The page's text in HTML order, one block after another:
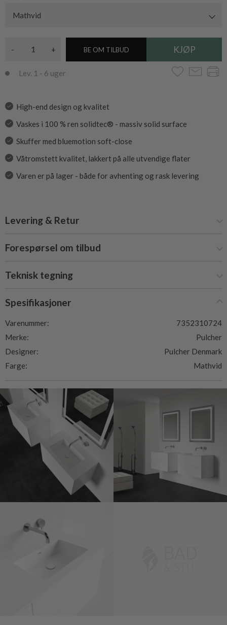
Mathvid
- + BE OM TILBUD
Lev. 1 - 6 uger
High-end design og kvalitet
Vaskes i 100 % ren solidtec® - massiv solid surface
Skuffer med bluemotion soft-close
Våtromstett kvalitet, lakkert på alle utvendige flater
Varen er på lager - både for avhenting og rask levering
Levering & Retur
Forespørsel om tilbud
Teknisk tegning
Spesifikasjoner
Varenummer:
7352310724
Merke:
Pulcher
Designer:
Pulcher Denmark
Farge:
Mathvid